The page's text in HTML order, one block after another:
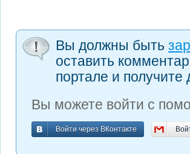
Вы должны быть
оставить
портале и
Вы можете войти с
Войти через ВКонтакте
Войти через ВКонтакте